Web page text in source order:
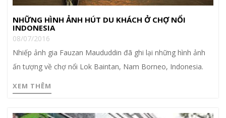
NHỮNG HÌNH ẢNH HÚT DU KHÁCH Ở CHỢ NỔI
INDONESIA
08/07/2016
Nhiếp ảnh gia Fauzan Maududdin đã ghi lại những hình ảnh
ấn tượng về chợ nổi Lok Baintan, Nam Borneo, Indonesia.
XEM THÊM